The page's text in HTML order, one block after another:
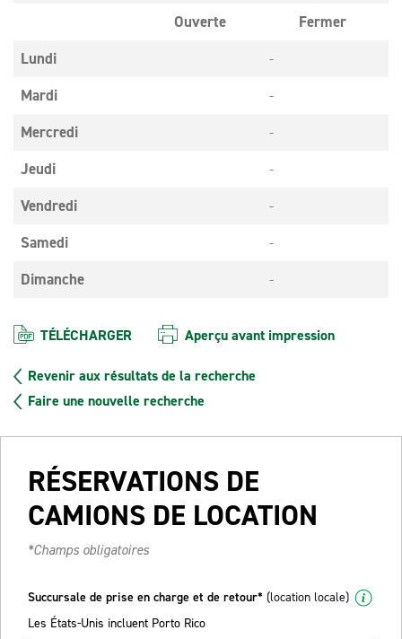
Ouverte
Fermer
Lundi
-
Mardi
-
Mercredi
-
Jeudi
-
Vendredi
-
Samedi
-
Dimanche
-
TÉLÉCHARGER Aperçu avant impression
Revenir aux résultats de la recherche
Faire une nouvelle recherche
RÉSERVATIONS DE
CAMIONS DE LOCATION
*Champs obligatoires
Succursale de prise en charge et de retour* (location locale)
Les États-Unis incluent Porto Rico